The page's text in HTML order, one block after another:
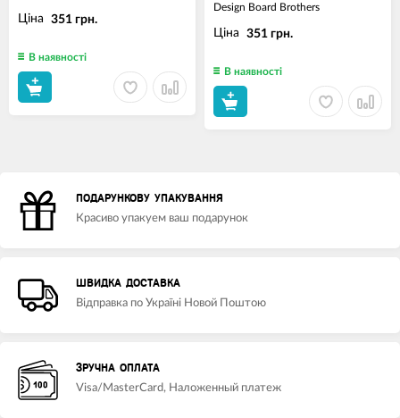
Ціна 351 грн.
В наявності
Design Board Brothers
Ціна 351 грн.
В наявності
ПОДАРУНКОВУ УПАКУВАННЯ
Красиво упакуем ваш подарунок
ШВИДКА ДОСТАВКА
Відправка по Україні Новой Поштою
ЗРУЧНА ОПЛАТА
Visa/MasterCard, Наложенный платеж